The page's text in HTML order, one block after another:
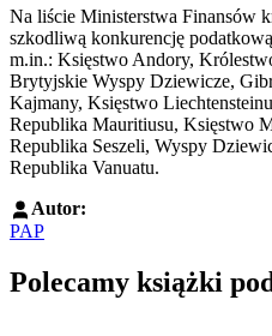
Na liście Ministerstwa Finansów
szkodliwą konkurencję
m.in.: Księstwo Andory,
Brytyjskie Wyspy Dziewicze,
Kajmany, Księstwo
Republika Mauritiusu, Księstwo
Republika Seszeli, Wyspy
Republika Vanuatu.
Autor:
PAP
Polecamy książki